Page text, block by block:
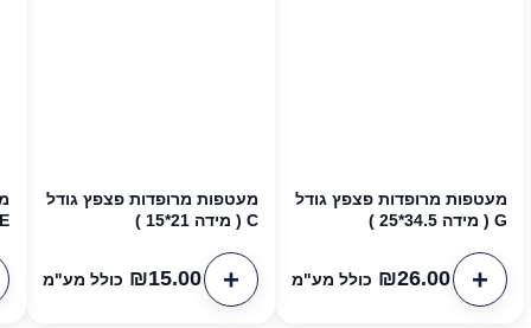
מעטפות מרופדות פצפץ גודל
G ( מידה 34.5*25 )
₪26.00 כולל מע"מ
מעטפות מרופדות פצפץ גודל
C ( מידה 21*15 )
₪15.00 כולל מע"מ
E ( מידה 26*22 )